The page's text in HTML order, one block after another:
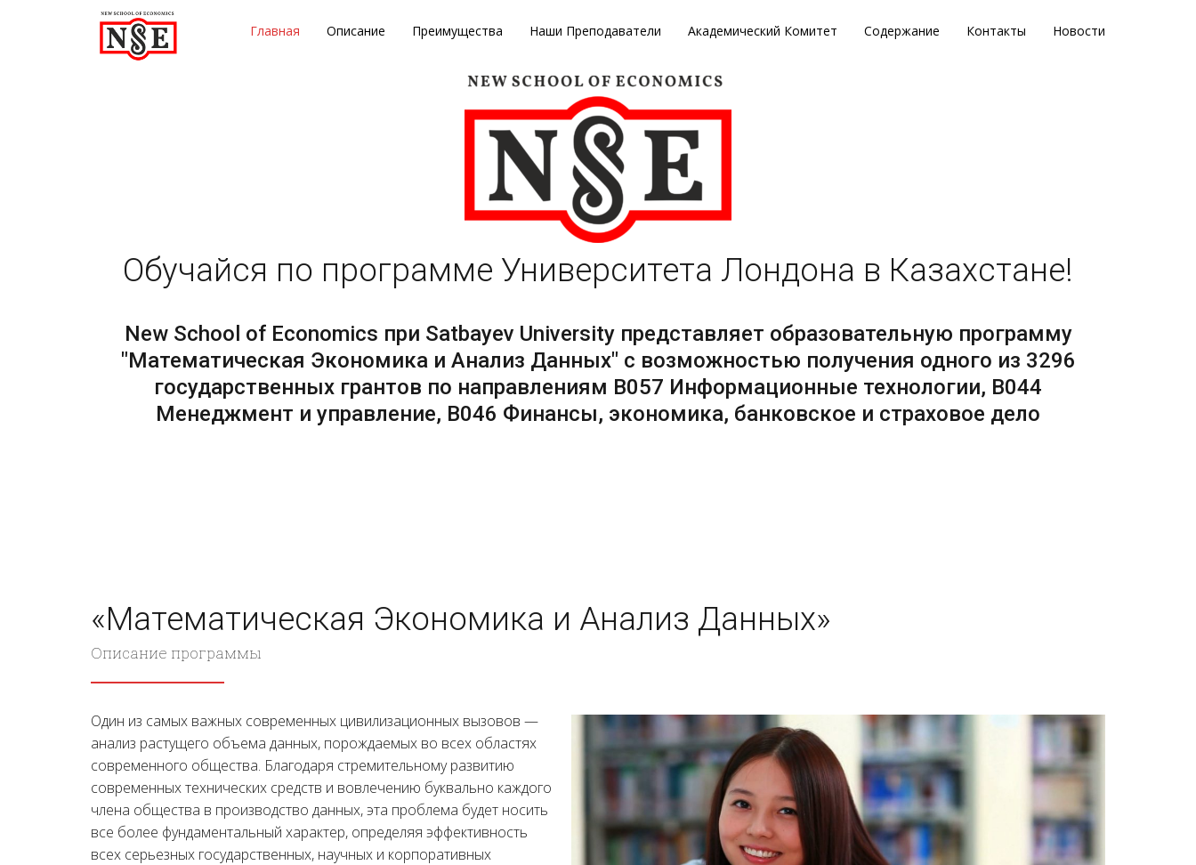
Главная Описание Преимущества Наши Преподаватели Академический Комитет Содержание Контакты Новости
Обучайся по программе Университета Лондона в Казахстане!
New School of Economics при Satbayev University представляет образовательную программу
"Математическая Экономика и Анализ Данных" с возможностью получения одного из 3296
государственных грантов по направлениям B057 Информационные технологии, B044
Менеджмент и управление, B046 Финансы, экономика, банковское и страховое дело
«Математическая Экономика и Анализ Данных»
Описание программы
Один из самых важных современных цивилизационных вызовов —
анализ растущего объема данных, порождаемых во всех областях
современного общества. Благодаря стремительному развитию
современных технических средств и вовлечению буквально каждого
члена общества в производство данных, эта проблема будет носить
все более фундаментальный характер, определяя эффективность
всех серьезных государственных, научных и корпоративных